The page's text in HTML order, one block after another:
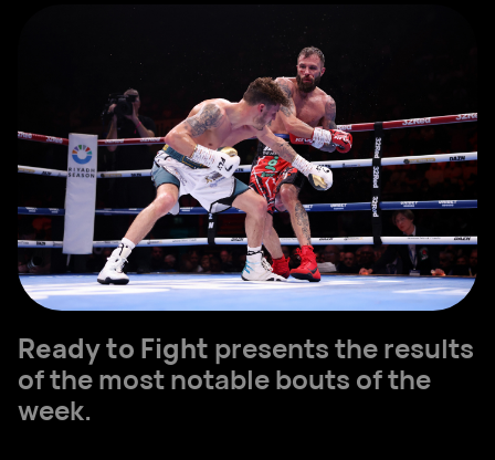
Ready to Fight presents the results
of the most notable bouts of the
week.